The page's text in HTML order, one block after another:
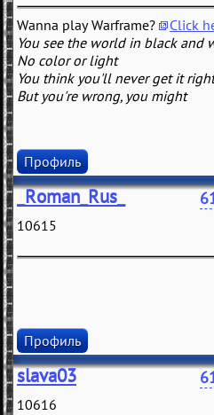
Wanna play Warframe? Click
You see the world in black and
No color or light
You think you'll never get it right
But you're wrong, you might
Профиль
_Roman_Rus_
10615
Профиль
slava03
10616